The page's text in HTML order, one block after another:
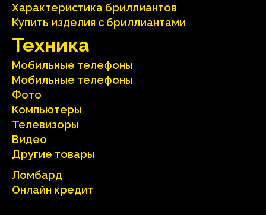
Характеристика бриллиантoв
Kупить изделия c бриллиантами
Техника
Мобильные телефоны
Мобильные телефоны
Фото
Компьютеры
Телевизоры
Видео
Другие товары
Ломбард
Онлайн кредит